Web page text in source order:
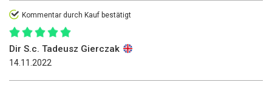
Kommentar durch Kauf bestätigt
Dir S.c. Tadeusz Gierczak
14.11.2022